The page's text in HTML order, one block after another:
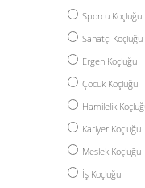
Sporcu Koçluğu
Sanatçı Koçluğu
Ergen Koçluğu
Çocuk Koçluğu
Hamilelik
Kariyer Koçluğu
Meslek Koçluğu
İş Koçluğu